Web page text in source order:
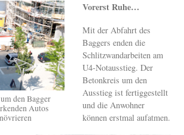
den Bagger
Autos
Vorerst Ruhe…
Mit der Abfahrt des
Baggers enden die
Schlitzwandarbeiten am
U4-Notausstieg. Der
Betonkreis um den
Ausstieg ist fertiggestellt
und die Anwohner
können erstmal aufatmen.